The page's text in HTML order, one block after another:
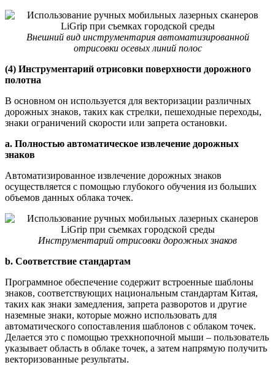
Внешний вид инструментария автоматизированной
отрисовки осевых линий полос
(4) Инструментарий отрисовки поверхности дорожного
полотна
В основном он используется для векторизации различных
дорожных знаков, таких как стрелки, пешеходные переходы,
знаки ограничений скорости или запрета остановки.
а. Полностью автоматическое извлечение дорожных
знаков
Автоматизированное извлечение дорожных знаков
осуществляется с помощью глубокого обучения из больших
объемов данных облака точек.
Инструментарий отрисовки дорожных знаков
b. Соответствие стандартам
Программное обеспечение содержит встроенные шаблоны
знаков, соответствующих национальным стандартам Китая,
таких как знаки замедления, запрета разворотов и другие
наземные знаки, которые можно использовать для
автоматического сопоставления шаблонов с облаком точек.
Делается это с помощью трехкнопочной мыши – пользователь
указывает область в облаке точек, а затем напрямую получить
векторизованные результаты.